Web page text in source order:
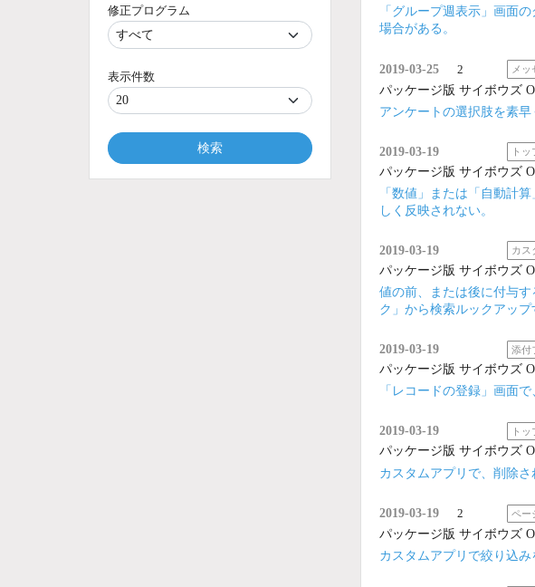
「グループ週表示」画面
場合がある。
2019-03-25 2 メッ
パッケージ版 サイボウズ
アンケートの選択肢を素
2019-03-19 ト
パッケージ版 サイボウズ
「数値」または「自動計
しく反映されない。
2019-03-19 カス
パッケージ版 サイボウズ
値の前、または後に付与
ク」から検索ルックアップ
2019-03-19 添付
パッケージ版 サイボウズ
「レコードの登録」画面
2019-03-19 ト
パッケージ版 サイボウズ
カスタムアプリで、削除
2019-03-19 2 ペー
パッケージ版 サイボウズ
カスタムアプリで絞り込
修正プログラム
表示件数
検索